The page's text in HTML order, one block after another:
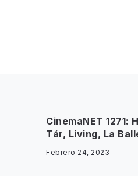
CinemaNET 1271:
Tár, Living, La
Febrero 24, 2023